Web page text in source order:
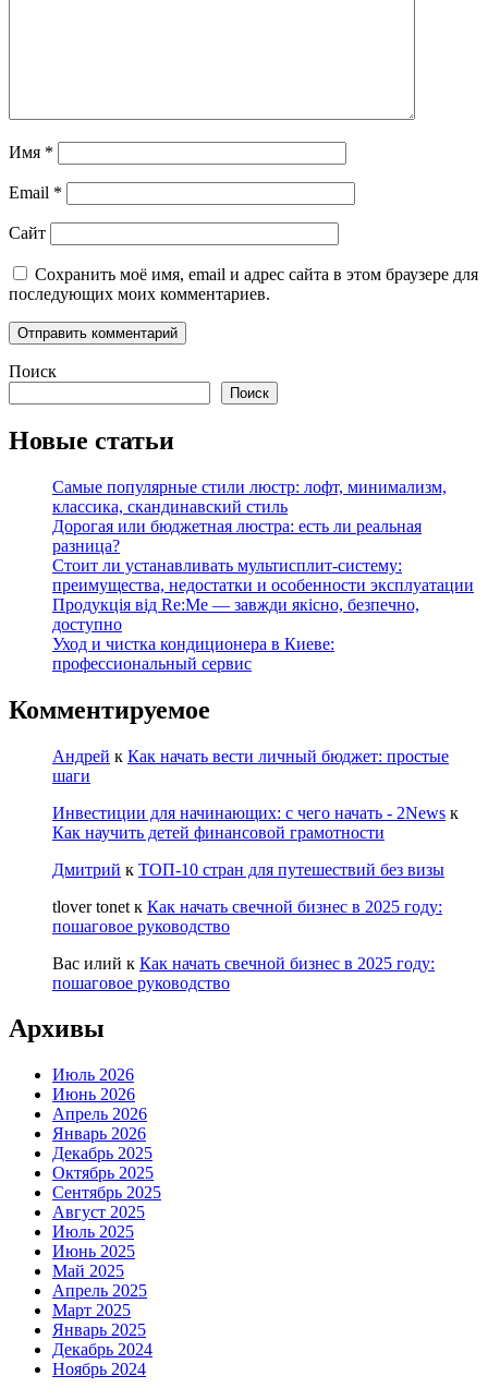
Имя *
Email *
Сайт
Сохранить моё имя, email и адрес сайта в этом браузере для
последующих моих комментариев.
Поиск
Поиск
Новые статьи
Самые популярные стили люстр: лофт, минимализм,
классика, скандинавский стиль
Дорогая или бюджетная люстра: есть ли реальная
разница?
Стоит ли устанавливать мультисплит-систему:
преимущества, недостатки и особенности эксплуатации
Продукція від Re:Me — завжди якісно, безпечно,
доступно
Уход и чистка кондиционера в Киеве:
профессиональный сервис
Комментируемое
Андрей к Как начать вести личный бюджет: простые
шаги
Инвестиции для начинающих: с чего начать - 2News к
Как научить детей финансовой грамотности
Дмитрий к ТОП-10 стран для путешествий без визы
tlover tonet к Как начать свечной бизнес в 2025 году:
пошаговое руководство
Вас илий к Как начать свечной бизнес в 2025 году:
пошаговое руководство
Архивы
Июль 2026
Июнь 2026
Апрель 2026
Январь 2026
Декабрь 2025
Октябрь 2025
Сентябрь 2025
Август 2025
Июль 2025
Июнь 2025
Май 2025
Апрель 2025
Март 2025
Январь 2025
Декабрь 2024
Ноябрь 2024